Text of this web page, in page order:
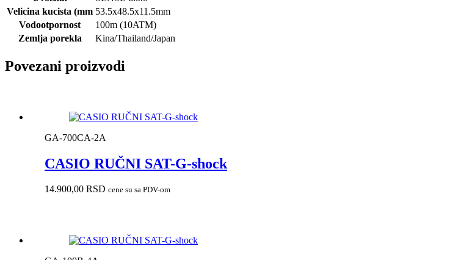
Velicina kucista (mm 53.5x48.5x11.5mm
Vodootpornost
100m (10ATM)
Zemlja porekla
Kina/Thailand/Japan
Povezani proizvodi
GA-700CA-2A
CASIO RUČNI SAT-G-shock
14.900,00 RSD cene su sa PDV-om